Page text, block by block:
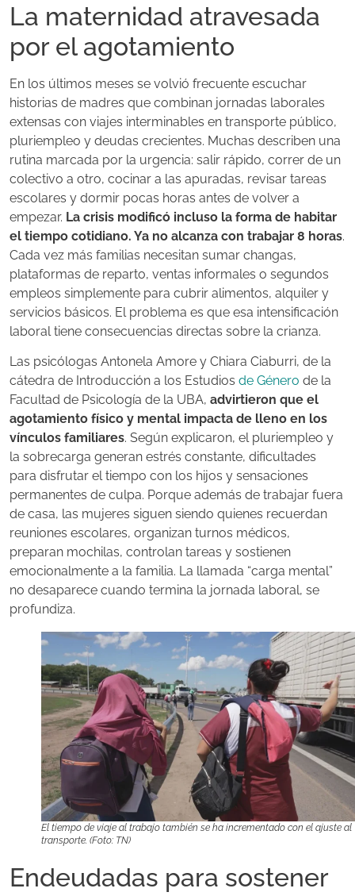
La maternidad atravesada
por el agotamiento
En los últimos meses se volvió frecuente escuchar
historias de madres que combinan jornadas laborales
extensas con viajes interminables en transporte público,
pluriempleo y deudas crecientes. Muchas describen una
rutina marcada por la urgencia: salir rápido, correr de un
colectivo a otro, cocinar a las apuradas, revisar tareas
escolares y dormir pocas horas antes de volver a
empezar. La crisis modificó incluso la forma de habitar
el tiempo cotidiano. Ya no alcanza con trabajar 8 horas.
Cada vez más familias necesitan sumar changas,
plataformas de reparto, ventas informales o segundos
empleos simplemente para cubrir alimentos, alquiler y
servicios básicos. El problema es que esa intensificación
laboral tiene consecuencias directas sobre la crianza.
Las psicólogas Antonela Amore y Chiara Ciaburri, de la
cátedra de Introducción a los Estudios de Género de la
Facultad de Psicología de la UBA, advirtieron que el
agotamiento físico y mental impacta de lleno en los
vínculos familiares. Según explicaron, el pluriempleo y
la sobrecarga generan estrés constante, dificultades
para disfrutar el tiempo con los hijos y sensaciones
permanentes de culpa. Porque además de trabajar fuera
de casa, las mujeres siguen siendo quienes recuerdan
reuniones escolares, organizan turnos médicos,
preparan mochilas, controlan tareas y sostienen
emocionalmente a la familia. La llamada “carga mental”
no desaparece cuando termina la jornada laboral, se
profundiza.
El tiempo de viaje al trabajo también se ha incrementado con el ajuste al
transporte. (Foto: TN)
Endeudadas para sostener